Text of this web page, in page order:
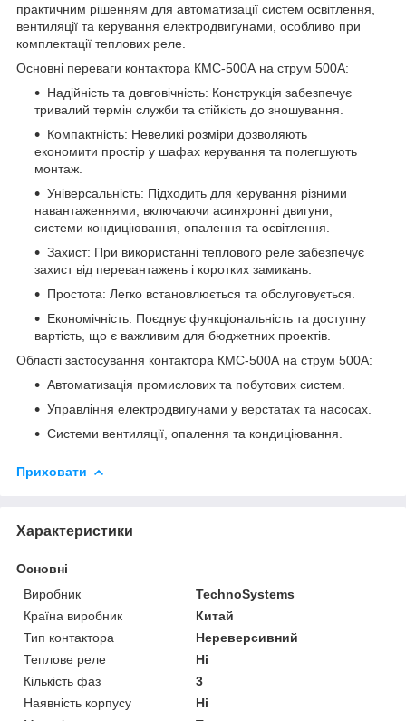
практичним рішенням для автоматизації систем освітлення,
вентиляції та керування електродвигунами, особливо при
комплектації теплових реле.
Основні переваги контактора КМС-500А на струм 500А:
Надійність та довговічність: Конструкція забезпечує
тривалий термін служби та стійкість до зношування.
Компактність: Невеликі розміри дозволяють
економити простір у шафах керування та полегшують
монтаж.
Універсальність: Підходить для керування різними
навантаженнями, включаючи асинхронні двигуни,
системи кондиціювання, опалення та освітлення.
Захист: При використанні теплового реле забезпечує
захист від перевантажень і коротких замикань.
Простота: Легко встановлюється та обслуговується.
Економічність: Поєднує функціональність та доступну
вартість, що є важливим для бюджетних проектів.
Області застосування контактора КМС-500А на струм 500А:
Автоматизація промислових та побутових систем.
Управління електродвигунами у верстатах та насосах.
Системи вентиляції, опалення та кондиціювання.
Приховати
Характеристики
Основні
Виробник
TechnoSystems
Країна виробник
Китай
Тип контактора
Нереверсивний
Теплове реле
Ні
Кількість фаз
3
Наявність корпусу
Ні